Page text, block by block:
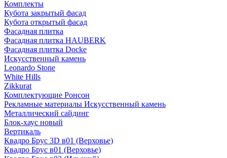
Комплекты
Кубота закрытый фасад
Кубота открытый фасад
Фасадная плитка
Фасадная плитка HAUBERK
Фасадная плитка Docke
Искусственный камень
Leonardo Stone
White Hills
Zikkurat
Комплектующие Ронсон
Рекламные материалы Искусственный камень
Металлический сайдинг
Блок-хаус новый
Вертикаль
Квадро Брус 3D в01 (Верховье)
Квадро Брус в01 (Верховье)